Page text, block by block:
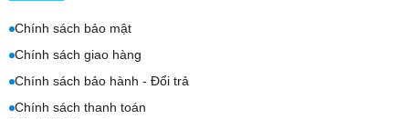
Chính sách bảo mật
Chính sách giao hàng
Chính sách bảo hành - Đổi trả
Chính sách thanh toán